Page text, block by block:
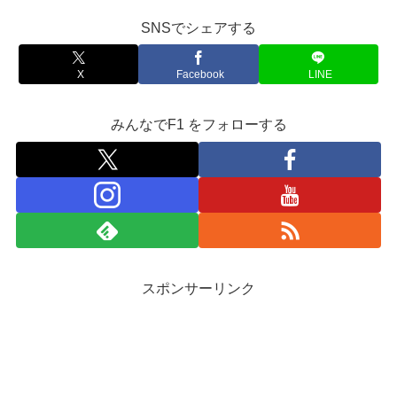
SNSでシェアする
X Facebook LINE
みんなでF1 をフォローする
スポンサーリンク